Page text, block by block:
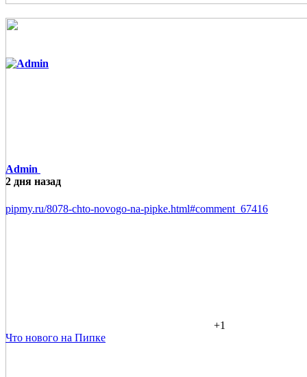
Admin
2 дня назад
pipmy.ru/8078-chto-novogo-na-pipke.html#comment_67416
+1
Что нового на Пипке